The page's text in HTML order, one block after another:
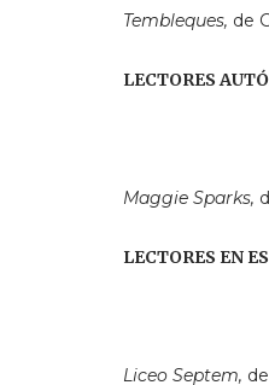
Tembleques, de
LECTORES
Maggie Sparks,
LECTORES EN
Liceo Septem,